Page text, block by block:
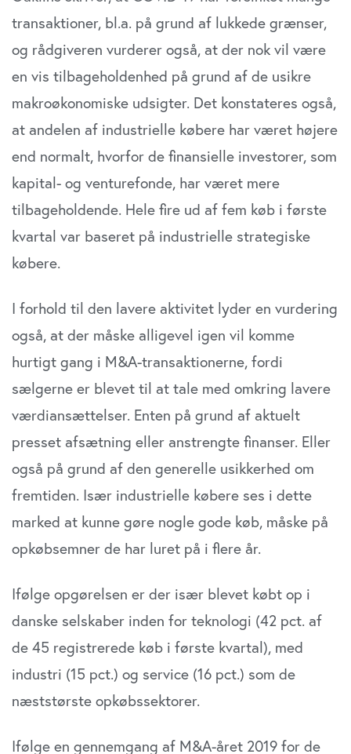
transaktioner, bl.a. på grund af lukkede grænser,
og rådgiveren vurderer også, at der nok vil være
en vis tilbageholdenhed på grund af de usikre
makroøkonomiske udsigter. Det konstateres også,
at andelen af industrielle købere har været højere
end normalt, hvorfor de finansielle investorer, som
kapital- og venturefonde, har været mere
tilbageholdende. Hele fire ud af fem køb i første
kvartal var baseret på industrielle strategiske
købere.
I forhold til den lavere aktivitet lyder en vurdering
også, at der måske alligevel igen vil komme
hurtigt gang i M&A-transaktionerne, fordi
sælgerne er blevet til at tale med omkring lavere
værdiansættelser. Enten på grund af aktuelt
presset afsætning eller anstrengte finanser. Eller
også på grund af den generelle usikkerhed om
fremtiden. Især industrielle købere ses i dette
marked at kunne gøre nogle gode køb, måske på
opkøbsemner de har luret på i flere år.
Ifølge opgørelsen er der især blevet købt op i
danske selskaber inden for teknologi (42 pct. af
de 45 registrerede køb i første kvartal), med
industri (15 pct.) og service (16 pct.) som de
næststørste opkøbssektorer.
Ifølge en gennemgang af M&A-året 2019 for de